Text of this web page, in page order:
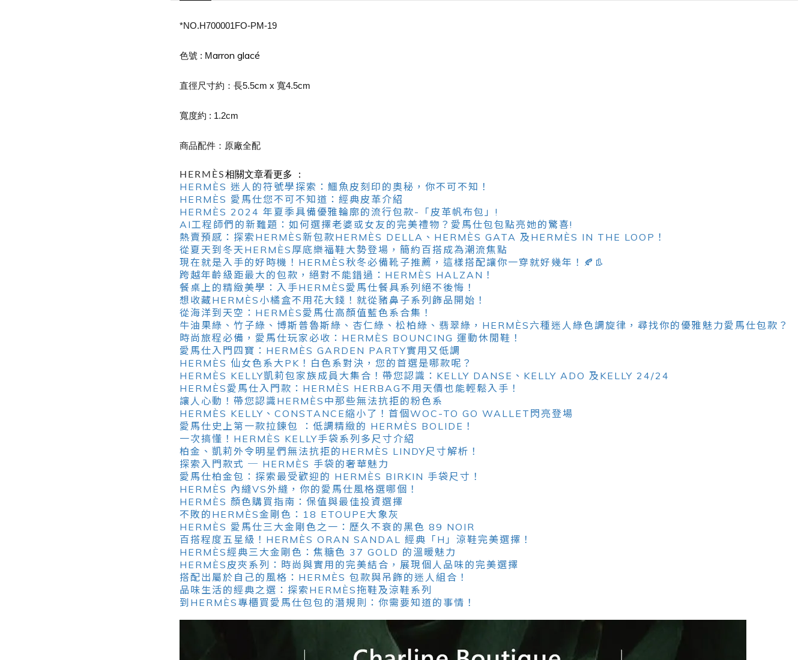
*NO.H700001FO-PM-19
色號 : Marron glacé
直徑尺寸約：長5.5cm x 寬4.5cm
寬度約 : 1.2cm
商品配件：原廠全配
HERMÈS相關文章看更多 ：
HERMÈS 迷人的符號學探索：鱷魚皮刻印的奧秘，你不可不知！
HERMÈS 愛馬仕您不可不知道：經典皮革介紹
HERMÈS 2024 年夏季具備優雅輪廓的流行包款-「皮革帆布包」!
AI工程師們的新難題：如何選擇老婆或女友的完美禮物？愛馬仕包包點亮她的驚喜!
熱賣預感：探索HERMÈS新包款HERMÈS DELLA、HERMÈS GATA 及HERMÈS IN THE LOOP！
從夏天到冬天HERMÈS厚底樂福鞋大勢登場，簡約百搭成為潮流焦點
現在就是入手的好時機！HERMÈS秋冬必備靴子推薦，這樣搭配讓你一穿就好幾年！🍂👢
跨越年齡級距最大的包款，絕對不能錯過：HERMÈS HALZAN！
餐桌上的精緻美學：入手HERMÈS愛馬仕餐具系列絕不後悔！
想收藏HERMÈS小橘盒不用花大錢！就從豬鼻子系列飾品開始！
從海洋到天空：HERMÈS愛馬仕高顏值藍色系合集！
牛油果綠、竹子綠、博斯普魯斯綠、杏仁綠、松柏綠、翡翠綠，HERMÈS六種迷人綠色調旋律，尋找你的優雅魅力愛馬仕包款？
時尚旅程必備，愛馬仕玩家必收：HERMÈS BOUNCING 運動休閒鞋！
愛馬仕入門四寶：HERMÈS GARDEN PARTY實用又低調
HERMÈS 仙女色系大PK！白色系對決，您的首選是哪款呢？
HERMÈS KELLY凱莉包家族成員大集合！帶您認識：KELLY DANSE、KELLY ADO 及KELLY 24/24
HERMÈS愛馬仕入門款：HERMÈS HERBAG不用天價也能輕鬆入手！
讓人心動！帶您認識HERMÈS中那些無法抗拒的粉色系
HERMÈS KELLY、CONSTANCE縮小了！首個WOC-TO GO WALLET閃亮登場
愛馬仕史上第一款拉鍊包 ：低調精緻的 HERMÈS BOLIDE！
一次搞懂！HERMÈS KELLY手袋系列多尺寸介紹
柏金、凱莉外令明星們無法抗拒的HERMÈS LINDY尺寸解析！
探索入門款式 ─ HERMÈS 手袋的奢華魅力
愛馬仕柏金包：探索最受歡迎的 HERMÈS BIRKIN 手袋尺寸！
HERMÈS 內縫VS外縫，你的愛馬仕風格選哪個！
HERMÈS 顏色購買指南：保值與最佳投資選擇
不敗的HERMÈS金剛色：18 ETOUPE大象灰
HERMÈS 愛馬仕三大金剛色之一：歷久不衰的黑色 89 NOIR
百搭程度五星級！HERMÈS ORAN SANDAL 經典「H」涼鞋完美選擇！
HERMÈS經典三大金剛色：焦糖色 37 GOLD 的溫暖魅力
HERMÈS皮夾系列：時尚與實用的完美結合，展現個人品味的完美選擇
搭配出屬於自己的風格：HERMÈS 包款與吊飾的迷人組合！
品味生活的經典之選：探索HERMÈS拖鞋及涼鞋系列
到HERMÈS專櫃買愛馬仕包包的潛規則：你需要知道的事情！